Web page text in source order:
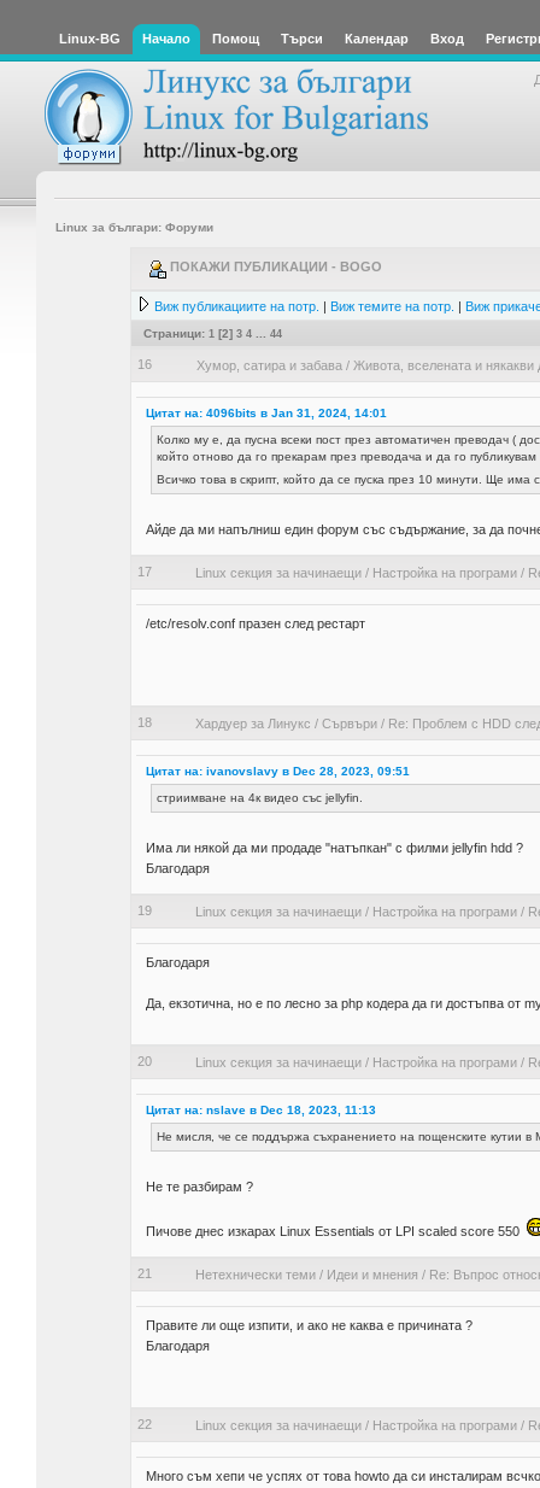
Linux-BG Начало Помощ Търси Календар Вход
Linux за българи: Форуми
ПОКАЖИ ПУБЛИКАЦИИ - BOGO
Виж публикациите на потр. | Виж темите на потр. | Виж
Страници: 1 [2] 3 4 44
16 Хумор, сатира и забава / Живота, вселената и някакви
Цитат на: 4096bits в Jan 31, 2024, 14:01
Колко му е, да пусна всеки пост през автоматичен преводач (
който отново да го прекарам през преводача и да го публикувам
Всичко това в скрипт, който да се пуска през 10 минути. Ще
Айде да ми напълниш един форум със съдържание, за да
17 Linux секция за начинаещи/ Настройка на програми/
/etc/resolv.conf празен след рестарт
18 Хардуер за Линукс / Сървъри/ Re: Проблем с HDD
Цитат на: ivanovslavy в Dec 28, 2023, 09:51
стриимване на 4к видео със jellyfin.
Има ли някой да ми продаде "натъпкан" с филми jellyfin hdd ?
Благодаря
19 Linux секция за начинаещи/ Настройка на програми/
Благодаря
Да, екзотична, но е по лесно за php кодера да ги достъпва от
20 Linux секция за начинаещи/ Настройка на програми/
Цитат на: nslave в Dec 18, 2023, 11:13
Не мисля, че се поддържа съхранението на пощенските кутии в
Не те разбирам ?
Пичове днес изкарах Linux Essentials от LPI scaled score 550
21 Нетехнически теми/ Идеи и мнения / Re: Въпрос
Правите ли още изпити, и ако не каква е причината ?
Благодаря
22 Linux секция за начинаещи/ Настройка на програми/
Много съм хепи че успях от това howto да си инсталирам